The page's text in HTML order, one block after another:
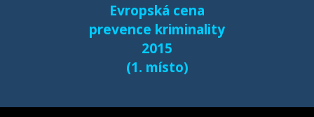
Evropská cena
prevence kriminality
2015
(1. místo)